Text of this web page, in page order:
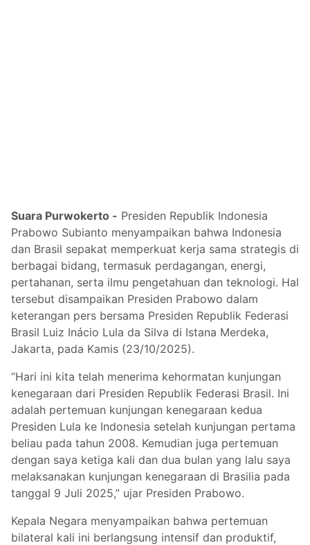
Suara Purwokerto - Presiden Republik Indonesia
Prabowo Subianto menyampaikan bahwa Indonesia
dan Brasil sepakat memperkuat kerja sama strategis di
berbagai bidang, termasuk perdagangan, energi,
pertahanan, serta ilmu pengetahuan dan teknologi. Hal
tersebut disampaikan Presiden Prabowo dalam
keterangan pers bersama Presiden Republik Federasi
Brasil Luiz Inácio Lula da Silva di Istana Merdeka,
Jakarta, pada Kamis (23/10/2025).
“Hari ini kita telah menerima kehormatan kunjungan
kenegaraan dari Presiden Republik Federasi Brasil. Ini
adalah pertemuan kunjungan kenegaraan kedua
Presiden Lula ke Indonesia setelah kunjungan pertama
beliau pada tahun 2008. Kemudian juga pertemuan
dengan saya ketiga kali dan dua bulan yang lalu saya
melaksanakan kunjungan kenegaraan di Brasilia pada
tanggal 9 Juli 2025,” ujar Presiden Prabowo.
Kepala Negara menyampaikan bahwa pertemuan
bilateral kali ini berlangsung intensif dan produktif,